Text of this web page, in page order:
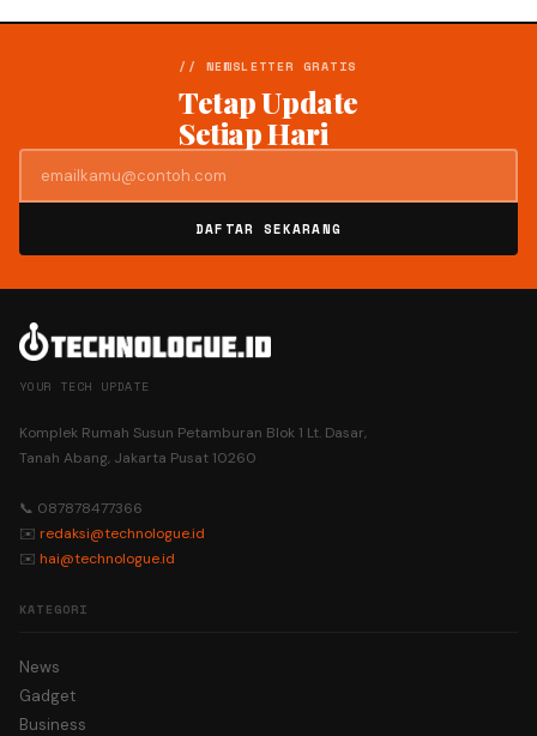
// NEWSLETTER GRATIS
Tetap Update
Setiap Hari
DAFTAR SEKARANG
YOUR TECH UPDATE
Komplek Rumah Susun Petamburan Blok 1 Lt. Dasar,
Tanah Abang, Jakarta Pusat 10260
📞 087878477366
✉️ redaksi@technologue.id
✉️ hai@technologue.id
KATEGORI
News
Gadget
Business